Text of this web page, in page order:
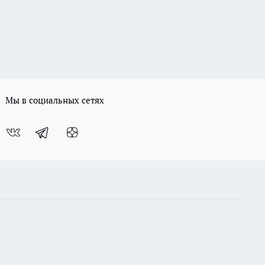
Мы в социальных сетях